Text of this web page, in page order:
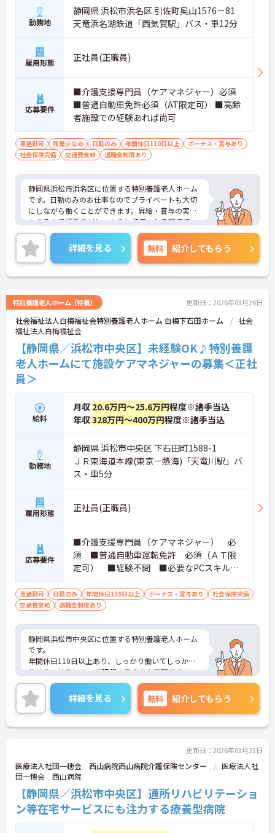
勤務地
静岡県 浜松市浜名区 引佐町奥山1576－81
天竜浜名湖鉄道「西気賀駅」バス・車12分
雇用形態 正社員(正職員)
応募要件
■介護支援専門員（ケアマネジャー）必須
■普通自動車免許必須（AT限定可） ■高齢
者施設での経験あれば尚可
車通勤可 残業少なめ 日勤のみ 年間休日110日以上
ボーナス・賞与あり
社会保険完備
交通費支給 退職金制度あり
静岡県浜松市浜名区に位置する特別養護老人ホーム
です。日勤のみのお仕事なのでプライベートも大切
にしながら働くことができます。昇給・賞与の実績
もあるので頑張りがしっかりと評価される環境で
す。ご興味をお持ちの方はお気軽にお問い合わせく
ださい。
詳細を見る 無料 紹介してもらう
特別養護老人ホーム（特養） 更新日：2026年03月26日
社会福祉法人白梅福祉会特別養護老人ホーム 白梅下石田ホーム
社会
福祉法人白梅福祉会
【静岡県／浜松市中央区】未経験OK♪特別養護
老人ホームにて施設ケアマネジャーの募集＜正社
員＞
給料
月収 20.6万円～25.6万円程度※諸手当込
年収328万円～400万円程度※諸手当込
勤務地
静岡県 浜松市中央区 下石田町1588-1
ＪＲ東海道本線(東京－熱海)「天竜川駅」バ
ス・車5分
雇用形態 正社員(正職員)
応募要件
■介護支援専門員（ケアマネジャー） 必
須 ■普通自動車運転免許 必須（ＡＴ限
定可） ■経験不問 ■必要なPCスキル：
基本的なエクセル・ワード技能は必須
車通勤可 日勤のみ 年間休日110日以上 ボーナス・賞与あり
社会保険完備
交通費支給
退職金制度あり
静岡県浜松市中央区に位置する特別養護老人ホーム
です。
年間休日110日以上あり、しっかり働いてしっかり
休める、社員にとって理想の働き方を実現できま
す。
実務経験はなくてもOK！現場で働きながら経験を積
んでいくことができます。
ご興味をお持ちの方はお気軽にお問い合わせくださ
い。
詳細を見る 無料 紹介してもらう
更新日：2026年03月23日
医療法人社団一穂会 西山病院西山病院介護保険センター
医療法人社
団一穂会 西山病院
【静岡県／浜松市中央区】通所リハビリテーショ
ン等在宅サービスにも注力する療養型病院